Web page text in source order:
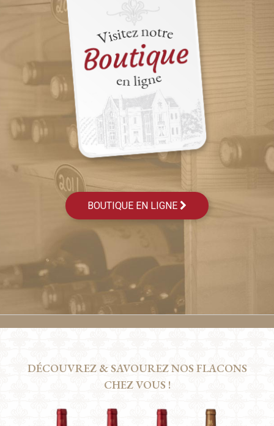
DÉCOUVREZ & SAVOUREZ NOS FLACONS
CHEZ VOUS !